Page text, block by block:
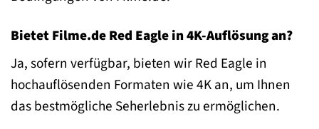
Bietet Filme.de Red Eagle in 4K-Auflösung an?
Ja, sofern verfügbar, bieten wir Red Eagle in
hochauflösenden Formaten wie 4K an, um Ihnen
das bestmögliche Seherlebnis zu ermöglichen.